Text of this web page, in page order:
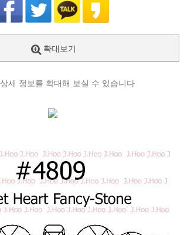
확대보기
상세 정보를 확대해 보실 수 있습니다